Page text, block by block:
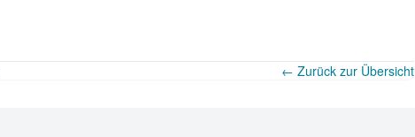
← Zurück zur Übersicht